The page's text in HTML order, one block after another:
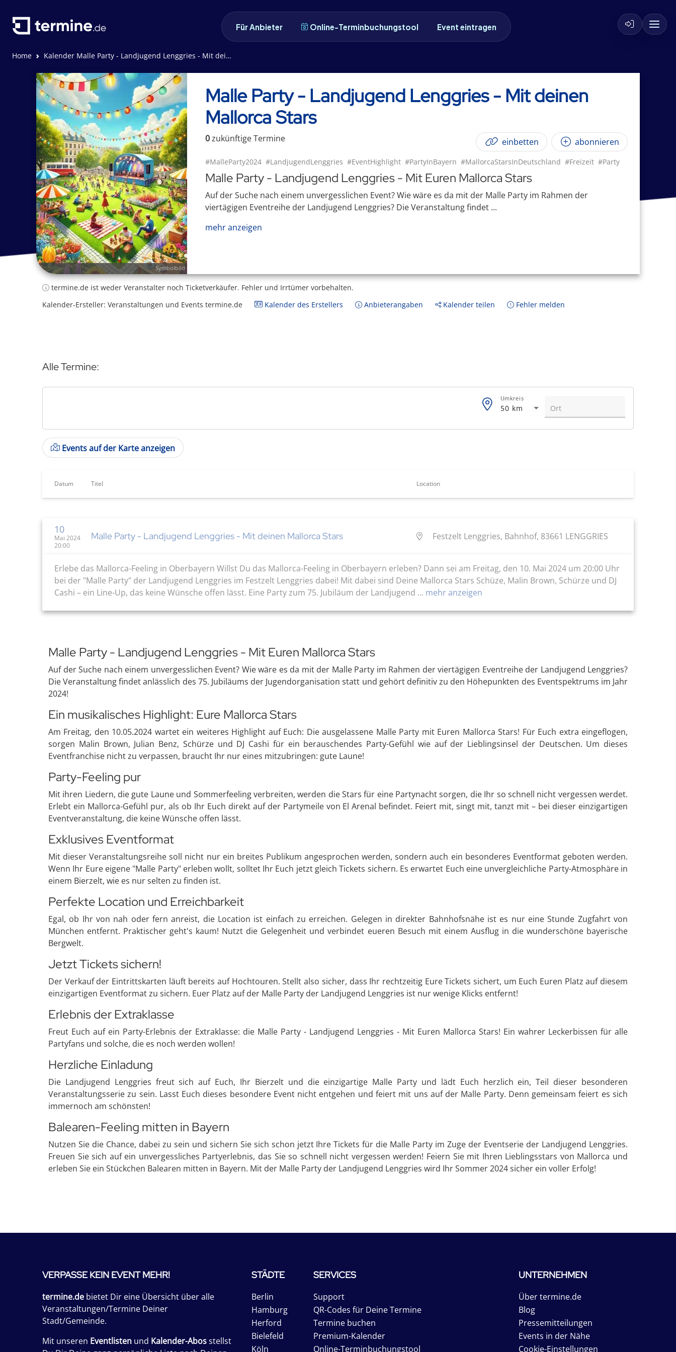
Für Anbieter Online-Terminbuchungstool Event eintragen
Home Kalender Malle Party - Landjugend Lenggries - Mit deinen Mallorca Stars
Symbolbild
Malle Party - Landjugend Lenggries - Mit deinen
Mallorca Stars
0zukünftigeTermine einbetten abonnieren
#MalleParty2024 #LandjugendLenggries #EventHighlight #PartyInBayern #MallorcaStarsInDeutschland #Freizeit #Party
Malle Party - Landjugend Lenggries - Mit Euren Mallorca Stars
Auf der Suche nach einem unvergesslichen Event? Wie wäre es da mit der Malle Party im Rahmen der
viertägigen Eventreihe der Landjugend Lenggries? Die Veranstaltung findet ...
mehr anzeigen
termine.de ist weder Veranstalter noch Ticketverkäufer. Fehler und Irrtümer vorbehalten.
Kalender-Ersteller: Veranstaltungen und Events termine.de
Kalender des Erstellers Anbieterangaben Kalender teilen Fehler melden
Alle Termine:
50 km
Umkreis
Events auf der Karte anzeigen
Datum Titel Location
10
Mai 2024
20:00
Malle Party - Landjugend Lenggries - Mit deinen Mallorca Stars Festzelt Lenggries, Bahnhof, 83661 LENGGRIES
Erlebe das Mallorca-Feeling in Oberbayern Willst Du das Mallorca-Feeling in Oberbayern erleben? Dann sei am Freitag, den 10. Mai 2024 um 20:00 Uhr
bei der "Malle Party" der Landjugend Lenggries im Festzelt Lenggries dabei! Mit dabei sind Deine Mallorca Stars Schüze, Malin Brown, Schürze und DJ
Cashi – ein Line-Up, das keine Wünsche offen lässt. Eine Party zum 75. Jubiläum der Landjugend ... mehr anzeigen
Malle Party - Landjugend Lenggries - Mit Euren Mallorca Stars
Auf der Suche nach einem unvergesslichen Event? Wie wäre es da mit der Malle Party im Rahmen der viertägigen Eventreihe der Landjugend Lenggries?
Die Veranstaltung findet anlässlich des 75. Jubiläums der Jugendorganisation statt und gehört definitiv zu den Höhepunkten des Eventspektrums im Jahr
2024!
Ein musikalisches Highlight: Eure Mallorca Stars
Am Freitag, den 10.05.2024 wartet ein weiteres Highlight auf Euch: Die ausgelassene Malle Party mit Euren Mallorca Stars! Für Euch extra eingeflogen,
sorgen Malin Brown, Julian Benz, Schürze und DJ Cashi für ein berauschendes Party-Gefühl wie auf der Lieblingsinsel der Deutschen. Um dieses
Eventfranchise nicht zu verpassen, braucht Ihr nur eines mitzubringen: gute Laune!
Party-Feeling pur
Mit ihren Liedern, die gute Laune und Sommerfeeling verbreiten, werden die Stars für eine Partynacht sorgen, die Ihr so schnell nicht vergessen werdet.
Erlebt ein Mallorca-Gefühl pur, als ob Ihr Euch direkt auf der Partymeile von El Arenal befindet. Feiert mit, singt mit, tanzt mit – bei dieser einzigartigen
Eventveranstaltung, die keine Wünsche offen lässt.
Exklusives Eventformat
Mit dieser Veranstaltungsreihe soll nicht nur ein breites Publikum angesprochen werden, sondern auch ein besonderes Eventformat geboten werden.
Wenn Ihr Eure eigene "Malle Party" erleben wollt, solltet Ihr Euch jetzt gleich Tickets sichern. Es erwartet Euch eine unvergleichliche Party-Atmosphäre in
einem Bierzelt, wie es nur selten zu finden ist.
Perfekte Location und Erreichbarkeit
Egal, ob Ihr von nah oder fern anreist, die Location ist einfach zu erreichen. Gelegen in direkter Bahnhofsnähe ist es nur eine Stunde Zugfahrt von
München entfernt. Praktischer geht's kaum! Nutzt die Gelegenheit und verbindet eueren Besuch mit einem Ausflug in die wunderschöne bayerische
Bergwelt.
Jetzt Tickets sichern!
Der Verkauf der Eintrittskarten läuft bereits auf Hochtouren. Stellt also sicher, dass Ihr rechtzeitig Eure Tickets sichert, um Euch Euren Platz auf diesem
einzigartigen Eventformat zu sichern. Euer Platz auf der Malle Party der Landjugend Lenggries ist nur wenige Klicks entfernt!
Erlebnis der Extraklasse
Freut Euch auf ein Party-Erlebnis der Extraklasse: die Malle Party - Landjugend Lenggries - Mit Euren Mallorca Stars! Ein wahrer Leckerbissen für alle
Partyfans und solche, die es noch werden wollen!
Herzliche Einladung
Die Landjugend Lenggries freut sich auf Euch, Ihr Bierzelt und die einzigartige Malle Party und lädt Euch herzlich ein, Teil dieser besonderen
Veranstaltungsserie zu sein. Lasst Euch dieses besondere Event nicht entgehen und feiert mit uns auf der Malle Party. Denn gemeinsam feiert es sich
immernoch am schönsten!
Balearen-Feeling mitten in Bayern
Nutzen Sie die Chance, dabei zu sein und sichern Sie sich schon jetzt Ihre Tickets für die Malle Party im Zuge der Eventserie der Landjugend Lenggries.
Freuen Sie sich auf ein unvergessliches Partyerlebnis, das Sie so schnell nicht vergessen werden! Feiern Sie mit Ihren Lieblingsstars von Mallorca und
erleben Sie ein Stückchen Balearen mitten in Bayern. Mit der Malle Party der Landjugend Lenggries wird Ihr Sommer 2024 sicher ein voller Erfolg!
VERPASSE KEIN EVENT MEHR!
termine.de bietet Dir eine Übersicht über alle
Veranstaltungen/Termine Deiner
Stadt/Gemeinde.
Mit unseren Eventlisten und Kalender-Abosstellst
STÄDTE
Berlin
Hamburg
Herford
Bielefeld
Köln
SERVICES
Support
QR-Codes für Deine Termine
Termine buchen
Premium-Kalender
Online-Terminbuchungstool
UNTERNEHMEN
Über termine.de
Blog
Pressemitteilungen
Events in der Nähe
Cookie-Einstellungen